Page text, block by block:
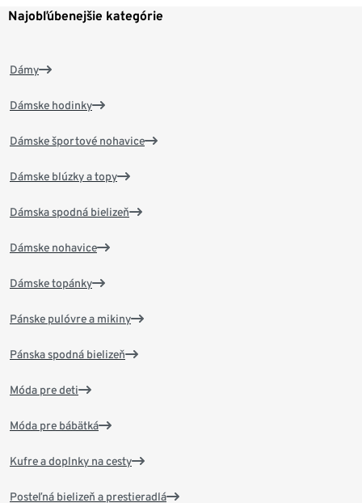
Najobľúbenejšie kategórie
Dámy
Dámske hodinky
Dámske športové nohavice
Dámske blúzky a topy
Dámska spodná bielizeň
Dámske nohavice
Dámske topánky
Pánske pulóvre a mikiny
Pánska spodná bielizeň
Móda pre deti
Móda pre bábätká
Kufre a doplnky na cesty
Posteľná bielizeň a prestieradlá